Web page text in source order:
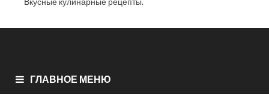
ГЛАВНОЕ МЕНЮ